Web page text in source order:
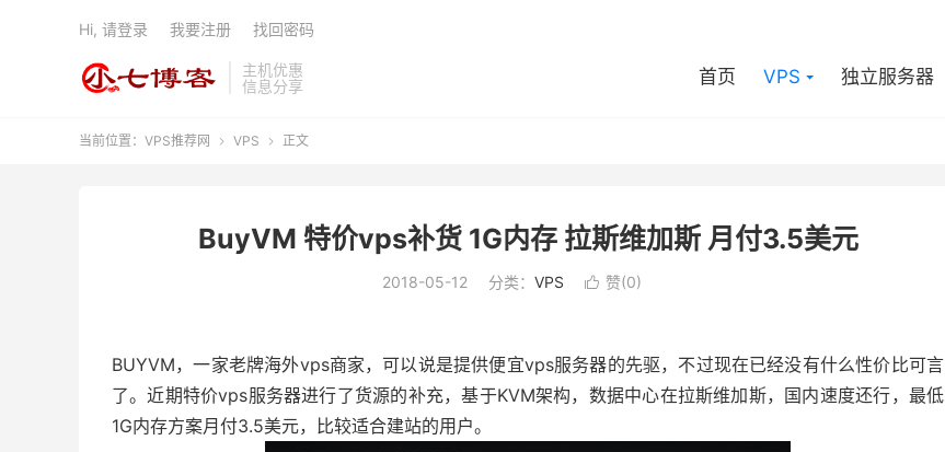
主机优惠
信息分享
首页 VPS 独立服务器
Hi, 请登录 我要注册 找回密码
当前位置： VPS推荐网  VPS  正文
BuyVM 特价vps补货 1G内存 拉斯维加斯 月付3.5美元
2018-05-12 分类： VPS  赞(0)
BUYVM，一家老牌海外vps商家，可以说是提供便宜vps服务器的先驱，不过现在已经没有什么性价比可言
了。近期特价vps服务器进行了货源的补充，基于KVM架构，数据中心在拉斯维加斯，国内速度还行，最低
1G内存方案月付3.5美元，比较适合建站的用户。